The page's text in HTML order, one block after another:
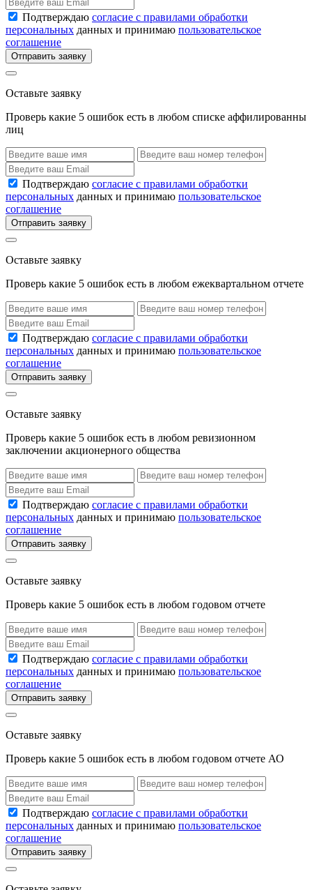
Подтверждаю согласие с правилами обработки
персональных данных и принимаю пользовательское
соглашение
Отправить заявку
Оставьте заявку
Проверь какие 5 ошибок есть в любом списке аффилированны
лиц
Подтверждаю согласие с правилами обработки
персональных данных и принимаю пользовательское
соглашение
Отправить заявку
Оставьте заявку
Проверь какие 5 ошибок есть в любом ежеквартальном отчете
Подтверждаю согласие с правилами обработки
персональных данных и принимаю пользовательское
соглашение
Отправить заявку
Оставьте заявку
Проверь какие 5 ошибок есть в любом ревизионном
заключении акционерного общества
Подтверждаю согласие с правилами обработки
персональных данных и принимаю пользовательское
соглашение
Отправить заявку
Оставьте заявку
Проверь какие 5 ошибок есть в любом годовом отчете
Подтверждаю согласие с правилами обработки
персональных данных и принимаю пользовательское
соглашение
Отправить заявку
Оставьте заявку
Проверь какие 5 ошибок есть в любом годовом отчете АО
Подтверждаю согласие с правилами обработки
персональных данных и принимаю пользовательское
соглашение
Отправить заявку